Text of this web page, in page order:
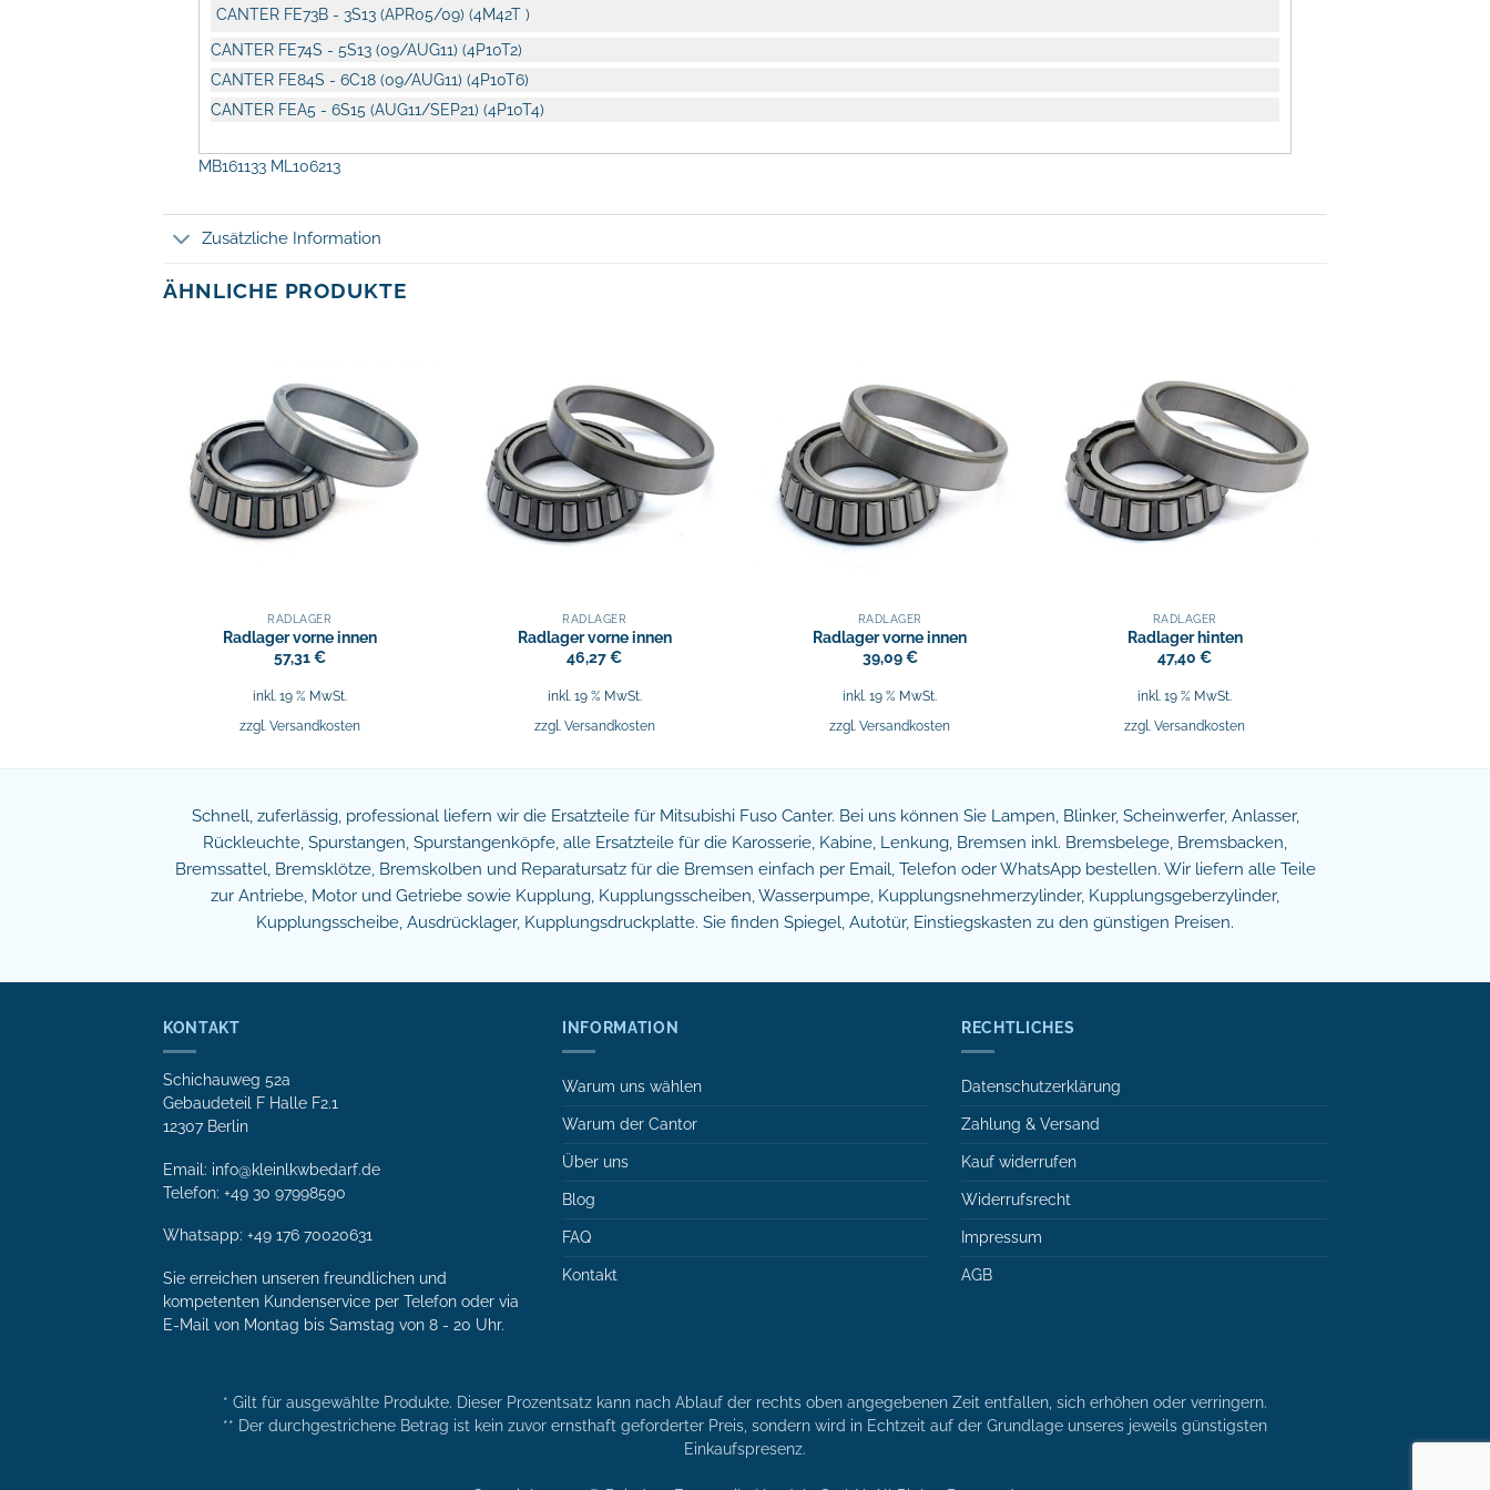
CANTER FE73B - 3S13 (APR05/09) (4M42T )
CANTER FE74S - 5S13 (09/AUG11) (4P10T2)
CANTER FE84S - 6C18 (09/AUG11) (4P10T6)
CANTER FEA5 - 6S15 (AUG11/SEP21) (4P10T4)
MB161133 ML106213
Zusätzliche Information
ÄHNLICHE PRODUKTE
RADLAGER
Radlager vorne innen
57,31€
inkl. 19 % MwSt.
zzgl. Versandkosten
RADLAGER
Radlager vorne innen
46,27€
inkl. 19 % MwSt.
zzgl. Versandkosten
RADLAGER
Radlager vorne innen
39,09€
inkl. 19 % MwSt.
zzgl.Versandkosten
RADLAGER
Radlager hinten
47,40€
inkl. 19 % MwSt.
zzgl.Versandkosten
Schnell, zuferlässig, professional liefern wir die Ersatzteile für Mitsubishi Fuso Canter. Bei uns können Sie Lampen, Blinker, Scheinwerfer, Anlasser,
Rückleuchte, Spurstangen, Spurstangenköpfe, alle Ersatzteile für die Karosserie, Kabine, Lenkung, Bremsen inkl. Bremsbelege, Bremsbacken,
Bremssattel, Bremsklötze, Bremskolben und Reparatursatz für die Bremsen einfach per Email, Telefon oder WhatsApp bestellen. Wir liefern alle Teile
zur Antriebe, Motor und Getriebe sowie Kupplung, Kupplungsscheiben, Wasserpumpe, Kupplungsnehmerzylinder, Kupplungsgeberzylinder,
Kupplungsscheibe, Ausdrücklager, Kupplungsdruckplatte. Sie finden Spiegel, Autotür, Einstiegskasten zu den günstigen Preisen.
KONTAKT
Schichauweg 52a
Gebaudeteil F Halle F2.1
12307 Berlin
Email: info@kleinlkwbedarf.de
Telefon: +49 30 97998590
Whatsapp: +49 176 70020631
Sie erreichen unseren freundlichen und
kompetenten Kunden­service per Tele­fon oder via
E-Mail von Mon­tag bis Samstag von 8 - 20 Uhr.
INFORMATION
Warum uns wählen
Warum der Cantor
Über uns
Blog
FAQ
Kontakt
RECHTLICHES
Datenschutzerklärung
Zahlung & Versand
Kauf widerrufen
Widerrufsrecht
Impressum
AGB
* Gilt für ausgewählte Produkte. Dieser Prozentsatz kann nach Ablauf der rechts oben angegebenen Zeit entfallen, sich erhöhen oder verringern.
** Der durchgestrichene Betrag ist kein zuvor ernsthaft geforderter Preis, sondern wird in Echtzeit auf der Grundlage unseres jeweils günstigsten
Einkaufspresenz.